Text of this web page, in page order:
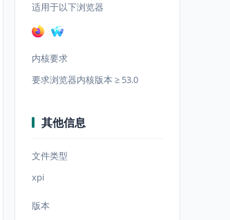
适用于以下浏览器
内核要求
要求浏览器内核版本 ≥ 53.0
其他信息
文件类型
xpi
版本